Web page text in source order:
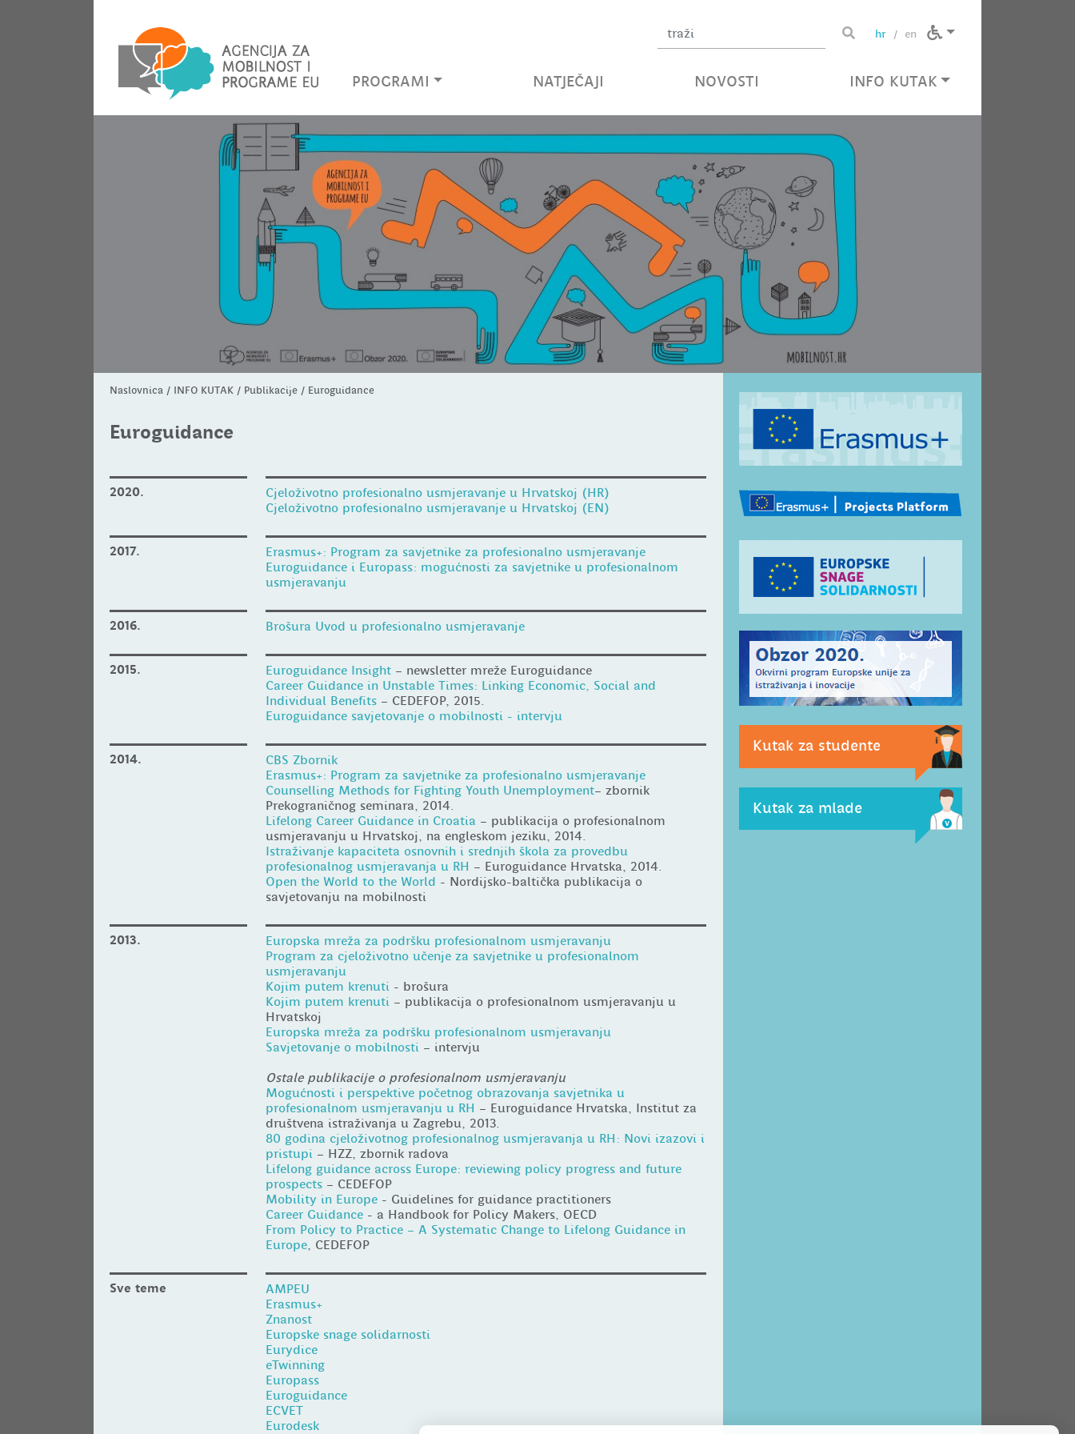
PROGRAMI NATJEČAJI NOVOSTI INFO KUTAK
Unesite pojam za pretragu Pretražite stranice
hr / en
Naslovnica / INFO KUTAK / Publikacije / Euroguidance
Euroguidance
2020.
Cjeloživotno profesionalno usmjeravanje u Hrvatskoj (HR)
Cjeloživotno profesionalno usmjeravanje u Hrvatskoj (EN)
2017.
Erasmus+: Program za savjetnike za profesionalno usmjeravanje
Euroguidance i Europass: mogućnosti za savjetnike u profesionalnom
usmjeravanju
2016. Brošura Uvod u profesionalno usmjeravanje
2015. Euroguidance Insight– newsletter mreže Euroguidance
Career Guidance in Unstable Times: Linking Economic, Social and
Individual Benefits– CEDEFOP, 2015.
Euroguidance savjetovanje o mobilnosti - intervju
2014.
CBS Zbornik
Erasmus+: Program za savjetnike za profesionalno usmjeravanje
Counselling Methods for Fighting Youth Unemployment– zbornik
Prekograničnog seminara, 2014.
Lifelong Career Guidance in Croatia – publikacija o profesionalnom
usmjeravanju u Hrvatskoj, na engleskom jeziku, 2014.
Istraživanje kapaciteta osnovnih i srednjih škola za provedbu
profesionalnog usmjeravanja u RH – Euroguidance Hrvatska, 2014.
Open the World to the World - Nordijsko-baltička publikacija o
savjetovanju na mobilnosti
2013.
Europska mreža za podršku profesionalnom usmjeravanju
Program za cjeloživotno učenje za savjetnike u profesionalnom
usmjeravanju
Kojim putem krenuti- brošura
Kojim putem krenuti – publikacija o profesionalnom usmjeravanju u
Hrvatskoj
Europska mreža za podršku profesionalnom usmjeravanju
Savjetovanje o mobilnosti– intervju
Ostale publikacije o profesionalnom usmjeravanju
Mogućnosti i perspektive početnog obrazovanja savjetnika u
profesionalnom usmjeravanju u RH – Euroguidance Hrvatska, Institut za
društvena istraživanja u Zagrebu, 2013.
80 godina cjeloživotnog profesionalnog usmjeravanja u RH: Novi izazovi i
pristupi– HZZ, zbornik radova
Lifelong guidance across Europe: reviewing policy progress and future
prospects– CEDEFOP
Mobility in Europe- Guidelines for guidance practitioners
Career Guidance- a Handbook for Policy Makers, OECD
From Policy to Practice – A Systematic Change to Lifelong Guidance in
Europe, CEDEFOP
Sve teme
AMPEU
Erasmus+
Znanost
Europske snage solidarnosti
Eurydice
eTwinning
Europass
Euroguidance
ECVET
Eurodesk
Kutak za studente
Kutak za mlade